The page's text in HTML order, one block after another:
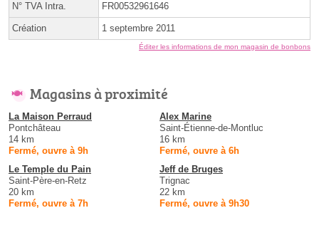
N° TVA Intra. FR00532961646
Création 1 septembre 2011
Éditer les informations de mon magasin de bonbons
Magasins à proximité
La Maison Perraud
Pontchâteau
14 km
Fermé, ouvre à 9h
Alex Marine
Saint-Étienne-de-Montluc
16 km
Fermé, ouvre à 6h
Le Temple du Pain
Saint-Père-en-Retz
20 km
Fermé, ouvre à 7h
Jeff de Bruges
Trignac
22 km
Fermé, ouvre à 9h30